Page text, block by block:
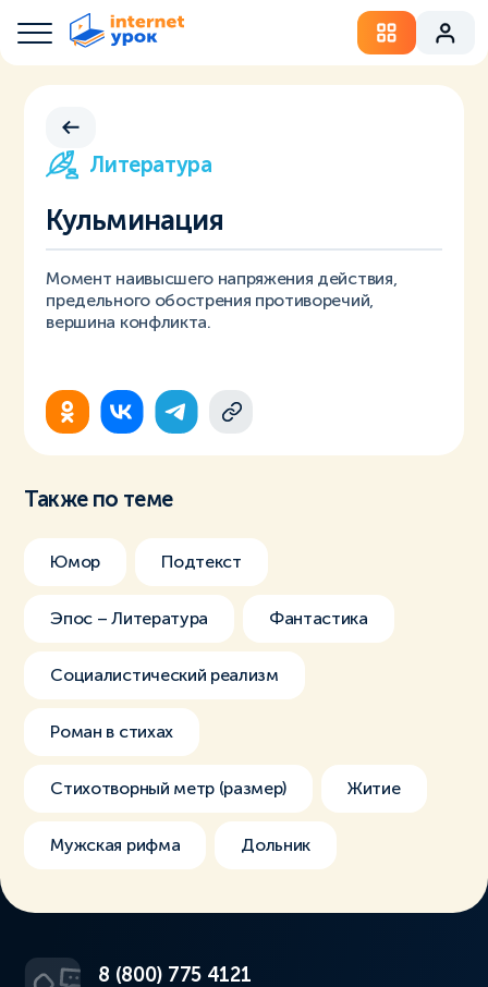
Литература
Кульминация
Момент наивысшего напряжения действия,
предельного обострения противоречий,
вершина конфликта.
Также по теме
Юмор Подтекст
Эпос – Литература Фантастика
Социалистический реализм
Роман в стихах
Стихотворный метр (размер) Житие
Мужская рифма Дольник
8 (800) 775 4121